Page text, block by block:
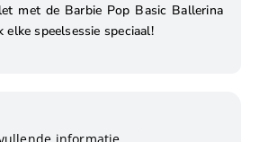
met de Barbie Pop Basic Ballerina
elke speelsessie speciaal!